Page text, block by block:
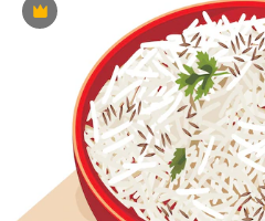
Premium